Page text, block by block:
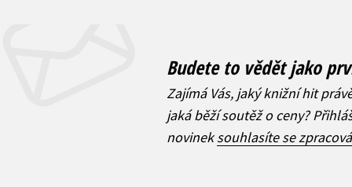
Budete to vědět jako
Zajímá Vás, jaký knižní hit
jaká běží soutěž o ceny?
novineksouhlasíte se